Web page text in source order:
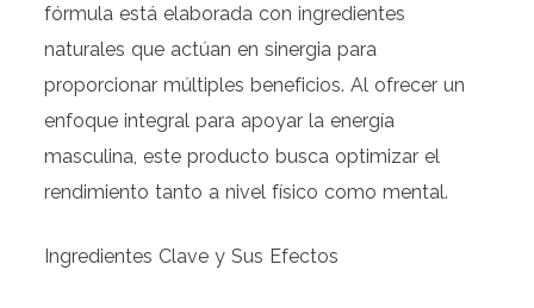
fórmula está elaborada con ingredientes
naturales que actúan en sinergia para
proporcionar múltiples beneficios. Al ofrecer un
enfoque integral para apoyar la energía
masculina, este producto busca optimizar el
rendimiento tanto a nivel físico como mental.
Ingredientes Clave y Sus Efectos